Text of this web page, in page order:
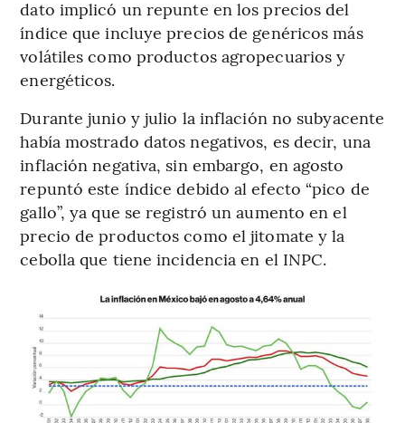
dato implicó un repunte en los precios del
índice que incluye precios de genéricos más
volátiles como productos agropecuarios y
energéticos.
Durante junio y julio la inflación no subyacente
había mostrado datos negativos, es decir, una
inflación negativa, sin embargo, en agosto
repuntó este índice debido al efecto “pico de
gallo”, ya que se registró un aumento en el
precio de productos como el jitomate y la
cebolla que tiene incidencia en el INPC.